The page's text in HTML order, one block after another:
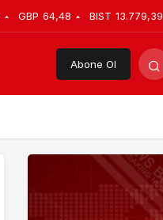
GBP 64,48 BIST 13.779,39
Abone Ol